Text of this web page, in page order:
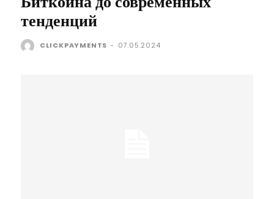
тенденций
CLICKPAYMENTS - 07.05.2024